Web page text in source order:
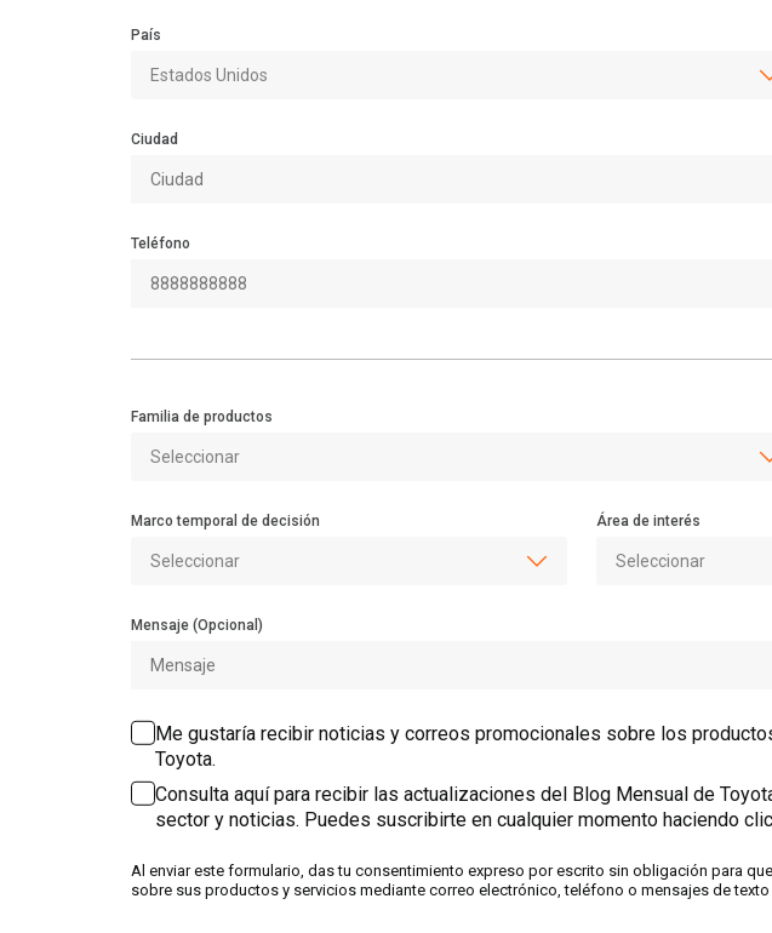
País
Ciudad
Teléfono
Familia de productos
Marco temporal de decisión Área de interés
Mensaje (Opcional)
Me gustaría recibir noticias y correos promocionales sobre los
Toyota.
Consulta aquí para recibir las actualizaciones del Blog Mensual de
sector y noticias. Puedes suscribirte en cualquier momento haciendo
Al enviar este formulario, das tu consentimiento expreso por escrito sin obligación para
sobre sus productos y servicios mediante correo electrónico, teléfono o mensajes de